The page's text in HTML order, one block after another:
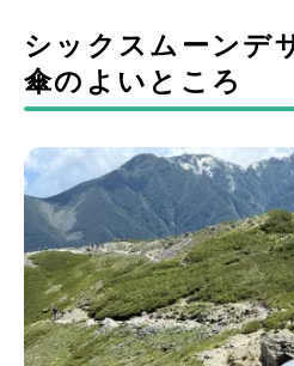
シックスムーンデ
傘のよいところ